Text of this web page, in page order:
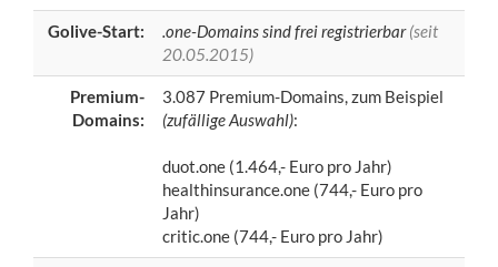
Golive-Start: .one-Domains sind frei registrierbar(seit
20.05.2015)
Premium-
Domains:
3.087 Premium-Domains, zum Beispiel
(zufällige Auswahl):
duot.one (1.464,- Euro pro Jahr)
healthinsurance.one (744,- Euro pro
Jahr)
critic.one (744,- Euro pro Jahr)